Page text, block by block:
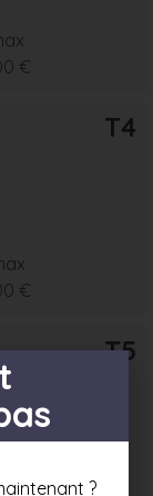
€
T4
€
T5
?